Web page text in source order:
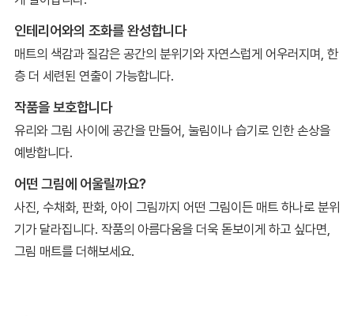
인테리어와의 조화를 완성합니다
매트의 색감과 질감은 공간의 분위기와 자연스럽게 어우러지며, 한
층 더 세련된 연출이 가능합니다.
작품을 보호합니다
유리와 그림 사이에 공간을 만들어, 눌림이나 습기로 인한 손상을
예방합니다.
어떤 그림에 어울릴까요?
사진, 수채화, 판화, 아이 그림까지 어떤 그림이든 매트 하나로 분위
기가 달라집니다. 작품의 아름다움을 더욱 돋보이게 하고 싶다면,
그림 매트를 더해보세요.